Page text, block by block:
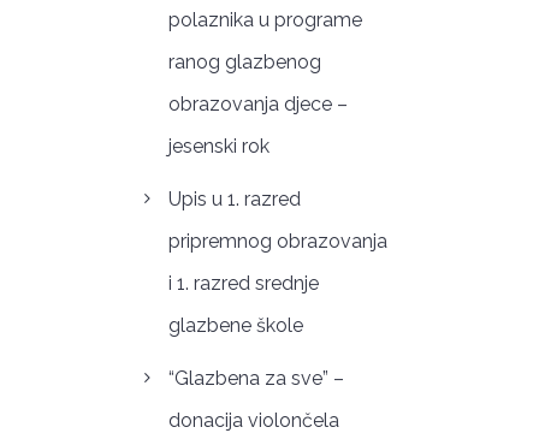
polaznika u programe
ranog glazbenog
obrazovanja djece –
jesenski rok
Upis u 1. razred
pripremnog obrazovanja
i 1. razred srednje
glazbene škole
“Glazbena za sve” –
donacija violončela